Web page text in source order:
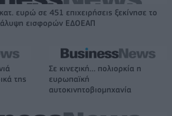
ευρώ σε 451 επιχειρήσεις ξεκίνησε το
εισφορών ΕΔΟΕΑΠ
της
Σε κινεζική… πολιορκία η
ευρωπαϊκή
αυτοκινητοβιομηχανία